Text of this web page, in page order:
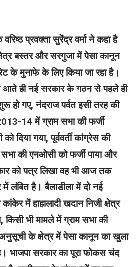
प्रवक्ता सुरेंद्र वर्मा ने कहा है
बस्तर और सरगुजा में पेसा कानून
के मुनाफे के लिए किया जा रहा है।
आते ही नई सरकार के गठन से पहले ही
गए, नंदराज पर्वत इसी तरह की
14 में ग्राम सभा की फर्जी
दिया गया, पूर्ववर्ती कांग्रेस की
की एनओसी को फर्जी पाया और
को पत्र लिखा वह भी आज तक
लंबित है। बैलाडीला में दो नई
में हाहालादी खदान निजी क्षेत्र
किसी भी मामले में ग्राम सभा की
के क्षेत्र में पेसा कानून का खुला
भाजपा सरकार का पूरा फोकस चंद